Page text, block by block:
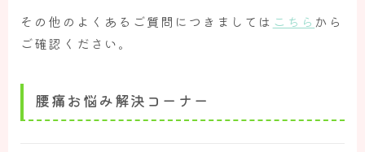
その他のよくあるご質問につきましては こちら から
ご確認ください。
腰痛お悩み解決コーナー